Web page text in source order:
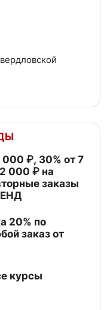
₽, 30% от 7
000 ₽ на
заказы
20% по
заказ от
курсы